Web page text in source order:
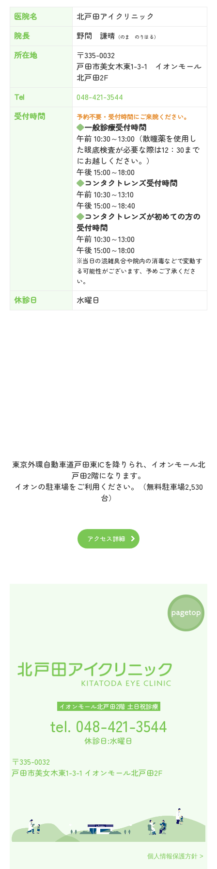
医院名
北戸田アイクリニック
院長
野間 謙晴 （のま のりはる）
所在地
〒335-0032
戸田市美女木東1-3-1 イオンモール
北戸田2F
Tel
048-421-3544
受付時間
予約不要・受付時間にご来院ください。
◆一般診療受付時間
午前 10:30～13:00（散瞳薬を使用し
た眼底検査が必要な際は12：30まで
にお越しください。）
午後 15:00～18:00
◆コンタクトレンズ受付時間
午前 10:30～13:10
午後 15:00～18:40
◆コンタクトレンズが初めての方の
受付時間
午前 10:30～13:00
午後 15:00～18:00
※当日の混雑具合や院内の消毒などで変動す
る可能性がございます、予めご了承くださ
い。
休診日 水曜日
東京外環自動車道戸田東ICを降りられ、イオンモール北
戸田2階になります。
イオンの駐車場をご利用ください。（無料駐車場2,530
台）
アクセス詳細
イオンモール北戸田2階 土日祝診療
tel. 048-421-3544
休診日:水曜日
〒335-0032
戸田市美女木東1-3-1 イオンモール北戸田2F
個人情報保護方針 >